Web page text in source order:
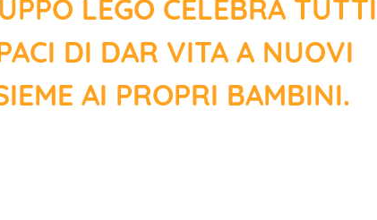
LEGO CELEBRA
DI DAR VITA A NUOVI
AI PROPRI BAMBINI.